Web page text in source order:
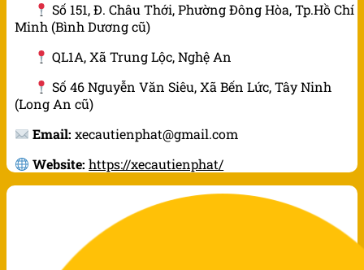
Số 151, Đ. Châu Thới, Phường Đông Hòa, Tp.Hồ Chí
Minh (Bình Dương cũ)
QL1A, Xã Trung Lộc, Nghệ An
Số 46 Nguyễn Văn Siêu, Xã Bến Lức, Tây Ninh
(Long An cũ)
Email:xecautienphat@gmail.com
Website:https://xecautienphat/